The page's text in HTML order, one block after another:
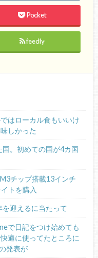
Pocket
feedly
はローカル食もいいけ
しかった
国。初めての国が4カ国
チップ搭載13インチ
トを購入
を迎えるに当たって
で日記をつけ始めても
適に使ってたところに
発表が